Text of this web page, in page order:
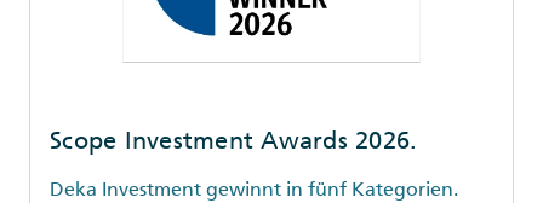
Scope Investment Awards 2026.
Deka Investment gewinnt in fünf Kategorien.